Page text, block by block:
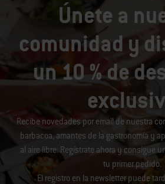
Únete a
comunidad y
un 10 % de
Recibe novedades por email de nuestra
barbacoa, amantes de la gastronomía y
al aire libre. Regístrate ahora y consigue
tu primer pedido.
El registro en la newsletter puede